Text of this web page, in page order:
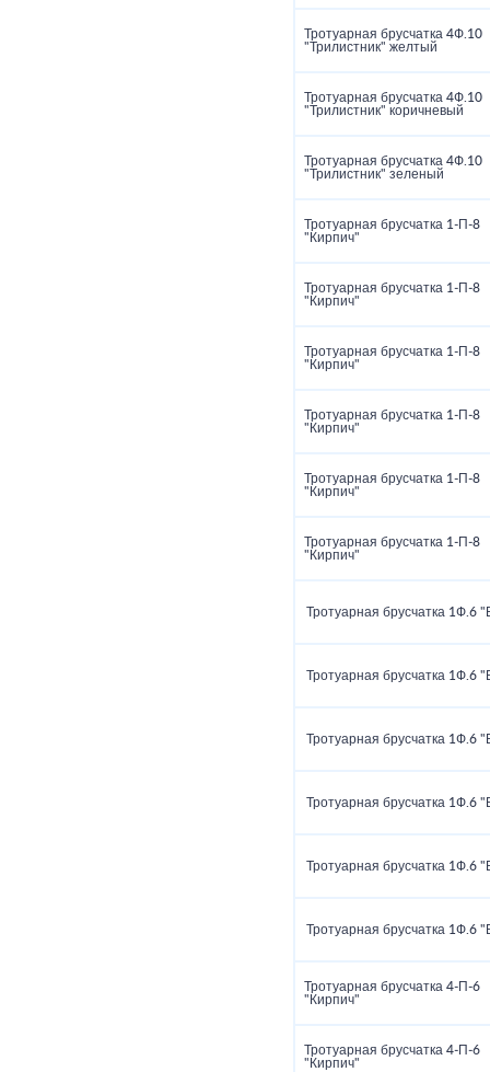
Тротуарная брусчатка 4Ф.10
"Трилистник" желтый
Тротуарная брусчатка 4Ф.10
"Трилистник" коричневый
Тротуарная брусчатка 4Ф.10
"Трилистник" зеленый
Тротуарная брусчатка 1‑П‑8
"Кирпич"
Тротуарная брусчатка 1‑П‑8
"Кирпич"
Тротуарная брусчатка 1‑П‑8
"Кирпич"
Тротуарная брусчатка 1‑П‑8
"Кирпич"
Тротуарная брусчатка 1‑П‑8
"Кирпич"
Тротуарная брусчатка 1‑П‑8
"Кирпич"
Тротуарная брусчатка 1Ф.6
Тротуарная брусчатка 1Ф.6
Тротуарная брусчатка 1Ф.6
Тротуарная брусчатка 1Ф.6
Тротуарная брусчатка 1Ф.6
Тротуарная брусчатка 1Ф.6
Тротуарная брусчатка 4‑П‑6
"Кирпич"
Тротуарная брусчатка 4‑П‑6
"Кирпич"